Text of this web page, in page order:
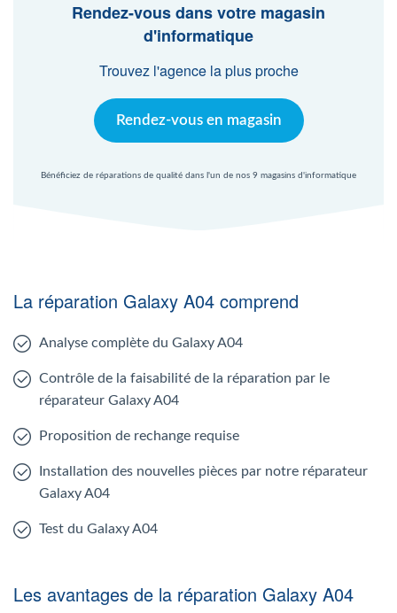
Rendez-vous dans votre magasin
d'informatique
Trouvez l'agence la plus proche
Rendez-vous en magasin
Bénéficiez de réparations de qualité dans l'un de nos 9 magasins d'informatique
La réparation Galaxy A04 comprend
Analyse complète du Galaxy A04
Contrôle de la faisabilité de la réparation par le
réparateur Galaxy A04
Proposition de rechange requise
Installation des nouvelles pièces par notre réparateur
Galaxy A04
Test du Galaxy A04
Les avantages de la réparation Galaxy A04